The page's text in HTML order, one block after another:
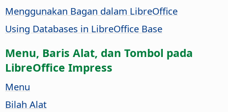
Menggunakan Bagan dalam LibreOffice
Using Databases in LibreOffice Base
Menu, Baris Alat, dan Tombol pada
LibreOffice Impress
Menu
Bilah Alat